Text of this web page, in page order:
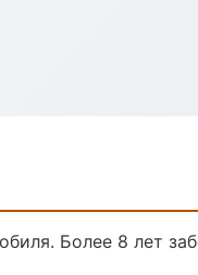
Более 8 лет